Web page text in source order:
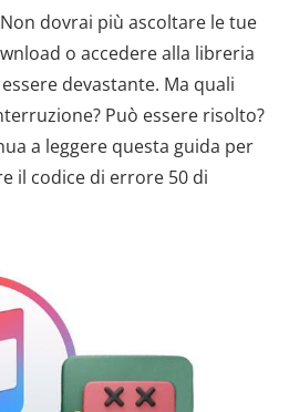
dovrai più ascoltare le tue
o accedere alla libreria
devastante. Ma quali
Può essere risolto?
a leggere questa guida per
il codice di errore 50 di